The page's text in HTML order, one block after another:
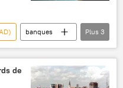
banques
crédit
Plus 3
de